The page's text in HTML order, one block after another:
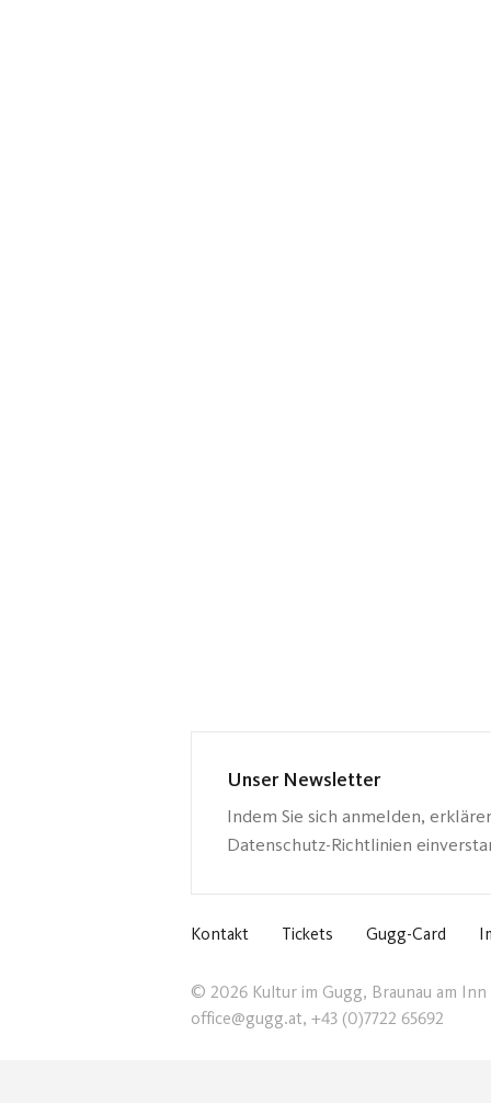
Unser Newsletter
Indem Sie sich anmelden,
Datenschutz-Richtlinien
Kontakt Tickets Gugg-Card
© 2026 Kultur im Gugg, Braunau am Inn
office@gugg.at, +43 (0)7722 65692